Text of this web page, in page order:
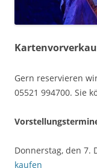
Gern reservieren
05521 994700. Sie
Donnerstag, den 7.
kaufen